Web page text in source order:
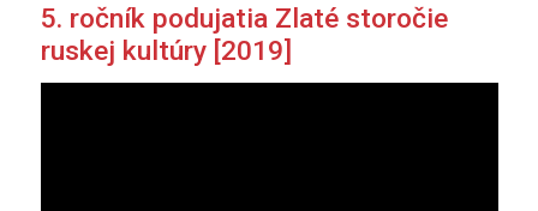
5. ročník podujatia Zlaté storočie
ruskej kultúry [2019]